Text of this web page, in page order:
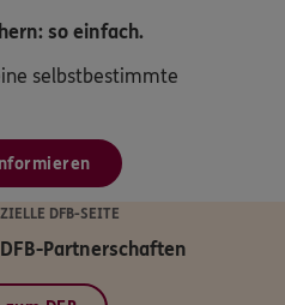
so einfach.
selbstbestimmte
DFB-SEITE
Partnerschaften